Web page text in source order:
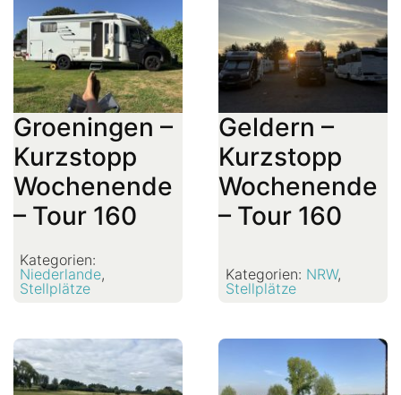
Groeningen –
Kurzstopp
Wochenende
– Tour 160
Kategorien:
Niederlande,
Stellplätze
Geldern –
Kurzstopp
Wochenende
– Tour 160
Kategorien: NRW,
Stellplätze